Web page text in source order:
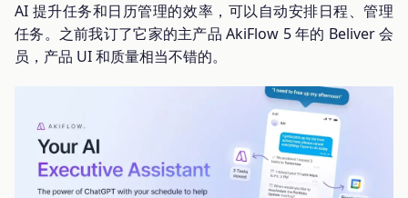
AI 提升任务和日历管理的效率，可以自动安排日程、管理
任务。之前我订了它家的主产品 AkiFlow 5 年的 Beliver 会
员，产品 UI 和质量相当不错的。